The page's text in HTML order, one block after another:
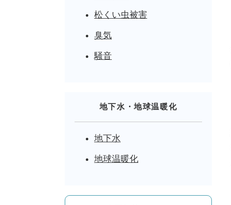
松くい虫被害
臭気
騒音
地下水・地球温暖化
地下水
地球温暖化